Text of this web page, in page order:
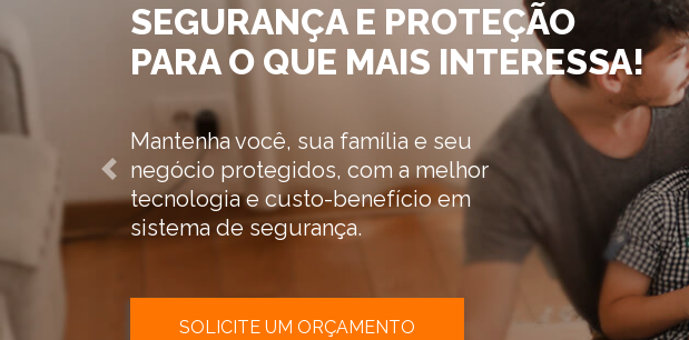
MAIOR SEGURANÇA COM
BAIXO CUSTO!
Equipe especializada em portaria
virtual com tecnologia de ponta
que geraeconomia de até 60%
SOLICITE UM ORÇAMENTO
Previous